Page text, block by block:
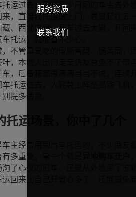
服务资质
联系我们
运过去；还有不少丹阳的车主去外
，直接找托运送上门。要是赶在五
藏、西北自驾，开车过去太累，开回
托运，就能省不少心。
不管是爱吃的恒顺香醋、锅盖面，
，本地人出门走亲访友总免不了带
，后备箱塞得满满当当不说，连续
托运过去，人轻装上阵坐高铁飞机
提多适意。
运场景，你中了几个
主经常用到汽车托运的，不少朋友
多重要。第一个就是
了心仪的旧车，还是从外地买了准
回来比自己开省心多了，还能避免